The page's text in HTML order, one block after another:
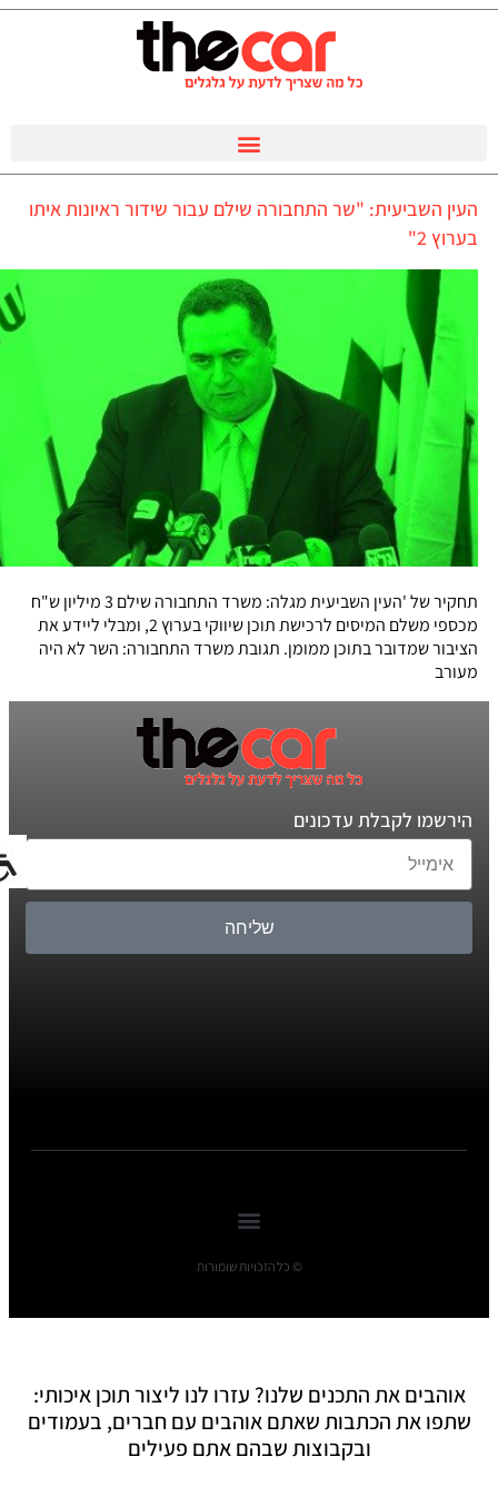
העין השביעית: "שר התחבורה שילם עבור שידור ראיונות איתו
בערוץ 2"
תחקיר של 'העין השביעית מגלה: משרד התחבורה שילם 3 מיליון ש"ח
מכספי משלם המיסים לרכישת תוכן שיווקי בערוץ 2, ומבלי ליידע את
הציבור שמדובר בתוכן ממומן. תגובת משרד התחבורה: השר לא היה
מעורב
הירשמו לקבלת עדכונים
שליחה
© כל הזכויות שומורות
אוהבים את התכנים שלנו? עזרו לנו ליצור תוכן איכותי:
שתפו את הכתבות שאתם אוהבים עם חברים, בעמודים
ובקבוצות שבהם אתם פעילים